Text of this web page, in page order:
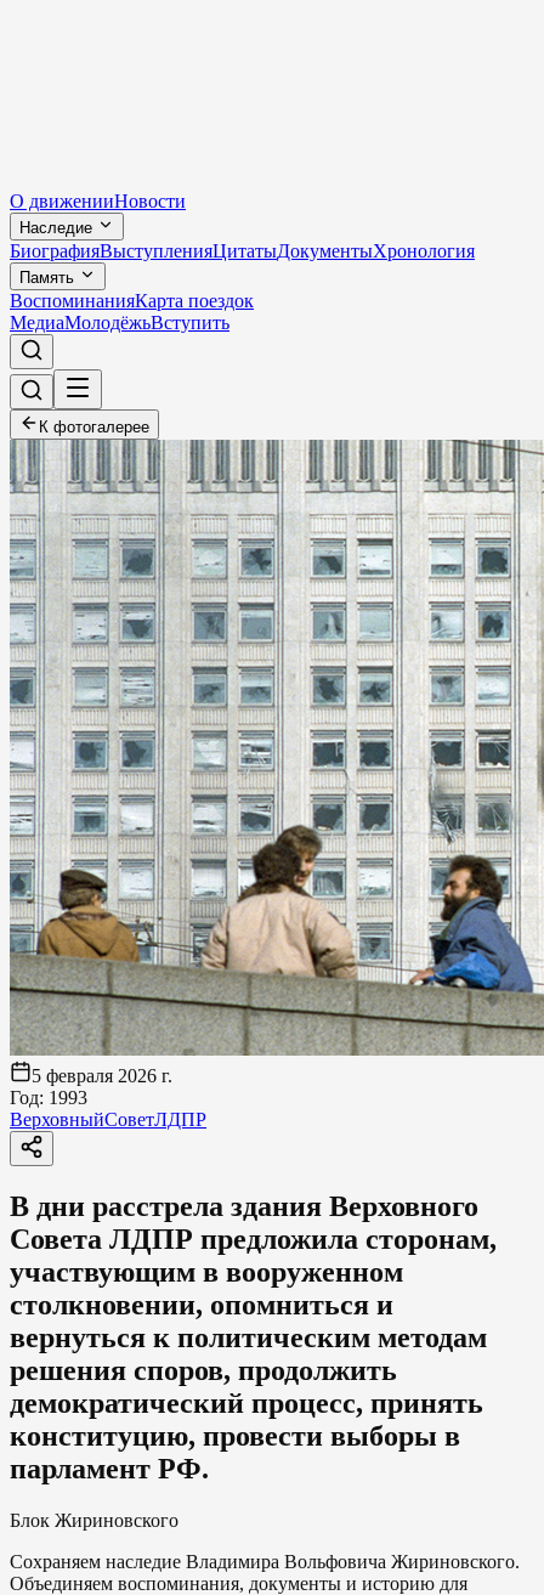
О движенииНовости
Наследие
БиографияВыступленияЦитатыДокументыХронология
Память
ВоспоминанияКарта поездок
МедиаМолодёжьВступить
К фотогалерее
5 февраля 2026 г.
Год: 1993
ВерховныйСоветЛДПР
В дни расстрела здания Верховного
Совета ЛДПР предложила сторонам,
участвующим в вооруженном
столкновении, опомниться и
вернуться к политическим методам
решения споров, продолжить
демократический процесс, принять
конституцию, провести выборы в
парламент РФ.
Блок Жириновского
Сохраняем наследие Владимира Вольфовича Жириновского.
Объединяем воспоминания, документы и историю для